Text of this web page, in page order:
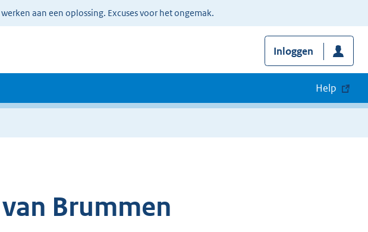
aan een oplossing. Excuses voor het ongemak.
Inloggen
Help
Brummen